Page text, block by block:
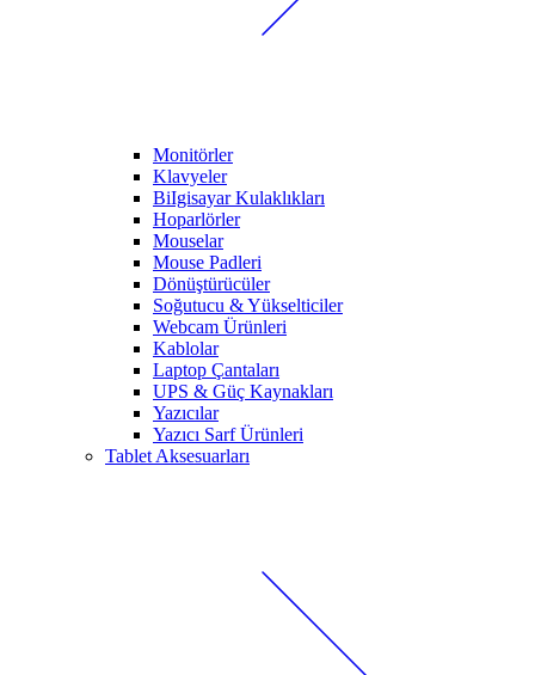
Monitörler
Klavyeler
BiIgisayar Kulaklıkları
Hoparlörler
Mouselar
Mouse Padleri
Dönüştürücüler
Soğutucu & Yükselticiler
Webcam Ürünleri
Kablolar
Laptop Çantaları
UPS & Güç Kaynakları
Yazıcılar
Yazıcı Sarf Ürünleri
Tablet Aksesuarları